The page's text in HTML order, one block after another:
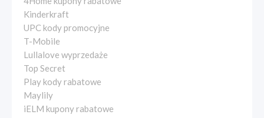
Kinderkraft
UPC kody promocyjne
T-Mobile
Lullalove wyprzedaże
Top Secret
Play kody rabatowe
Maylily
iELM kupony rabatowe